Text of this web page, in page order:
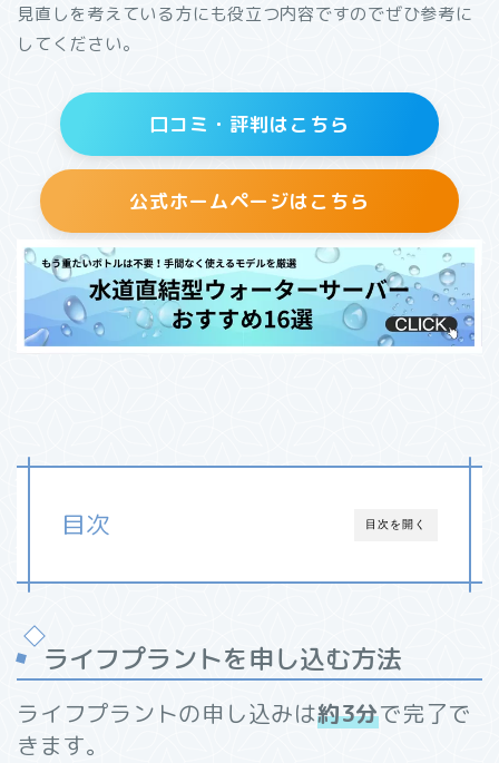
見直しを考えている方にも役立つ内容ですのでぜひ参考に
してください。
口コミ・評判はこちら
公式ホームページはこちら
目次を開く
目次
ライフプラントを申し込む方法
ライフプラントの申し込みは約3分で完了で
きます。